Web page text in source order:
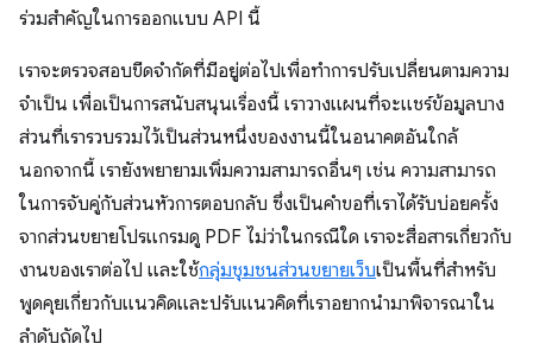
ร่วมสำคัญในการออกแบบ API นี้
เราจะตรวจสอบขีดจำกัดที่มีอยู่ต่อไปเพื่อทำการปรับเปลี่ยนตามความ
จําเป็น เพื่อเป็นการสนับสนุนเรื่องนี้ เราวางแผนที่จะแชร์ข้อมูลบาง
ส่วนที่เรารวบรวมไว้เป็นส่วนหนึ่งของงานนี้ในอนาคตอันใกล้
นอกจากนี้ เรายังพยายามเพิ่มความสามารถอื่นๆ เช่น ความสามารถ
ในการจับคู่กับส่วนหัวการตอบกลับ ซึ่งเป็นคำขอที่เราได้รับบ่อยครั้ง
จากส่วนขยายโปรแกรมดู PDF ไม่ว่าในกรณีใด เราจะสื่อสารเกี่ยวกับ
งานของเราต่อไป และใช้กลุ่มชุมชนส่วนขยายเว็บเป็นพื้นที่สำหรับ
พูดคุยเกี่ยวกับแนวคิดและปรับแนวคิดที่เราอยากนำมาพิจารณาใน
ลำดับถัดไป